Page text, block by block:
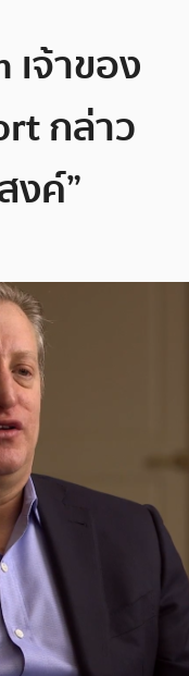
เจ้าของ
กล่าว
งค์”